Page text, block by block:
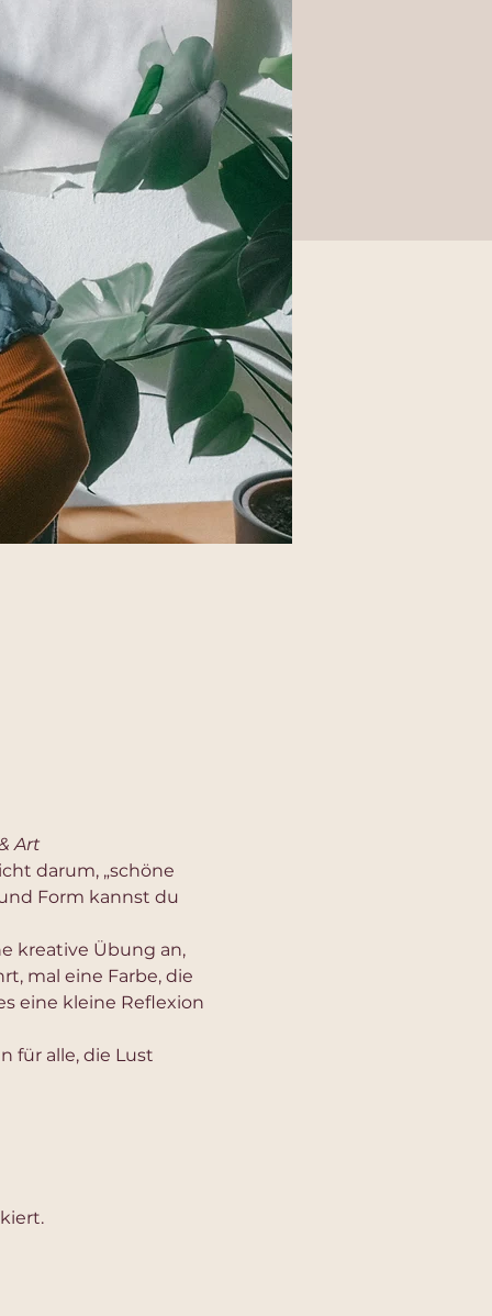
Art
darum, „schöne
Form kannst du
kreative Übung an,
mal eine Farbe, die
eine kleine Reflexion
für alle, die Lust